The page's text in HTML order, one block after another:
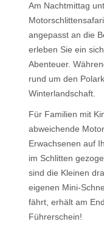
Am Nachtmittag
angepasst an die
erleben Sie ein
Abenteuer.
rund um den
Winterlandschaft.
Für Familien mit
abweichende
Erwachsenen auf
im Schlitten
sind die Kleinen
eigenen Mini-
fährt, erhält am
Führerschein!